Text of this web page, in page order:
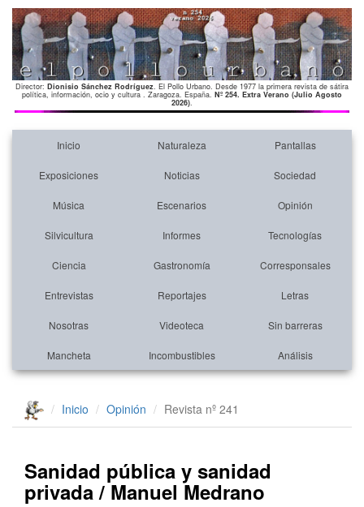
Director: Dionisio Sánchez Rodríguez. El Pollo Urbano. Desde 1977 la primera revista de sátira
política, información, ocio y cultura . Zaragoza. España. Nº 254. Extra Verano (Julio Agosto
2026).
Inicio Naturaleza Pantallas
Exposiciones Noticias Sociedad
Música Escenarios Opinión
Silvicultura Informes Tecnologías
Ciencia Gastronomía Corresponsales
Entrevistas Reportajes Letras
Nosotras Videoteca Sin barreras
Mancheta Incombustibles Análisis
Inicio Opinión Revista nº 241
Sanidad pública y sanidad
privada / Manuel Medrano